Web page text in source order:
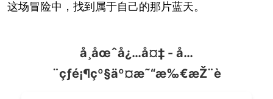
这场冒险中，找到属于自己的那片蓝天。